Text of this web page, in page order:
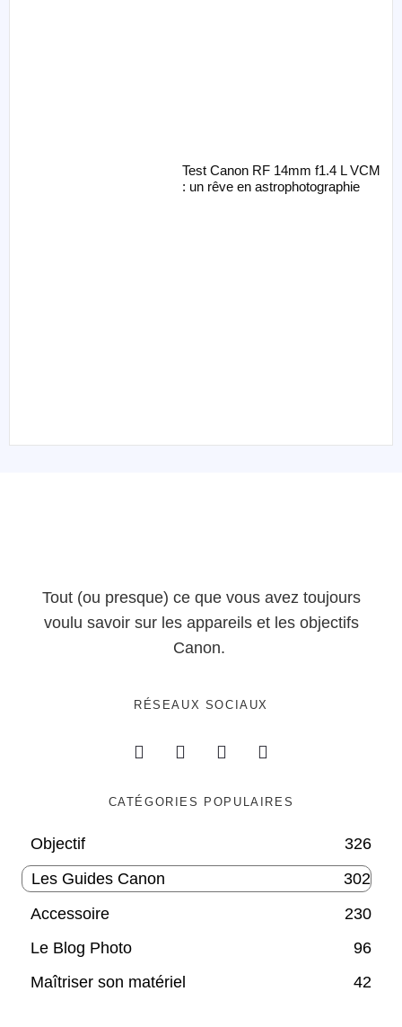
Test Canon RF 14mm f1.4 L VCM
: un rêve en astrophotographie
Tout (ou presque) ce que vous avez toujours
voulu savoir sur les appareils et les objectifs
Canon.
RÉSEAUX SOCIAUX
CATÉGORIES POPULAIRES
Objectif
326
Les Guides Canon
302
Accessoire
230
Le Blog Photo
96
Maîtriser son matériel
42